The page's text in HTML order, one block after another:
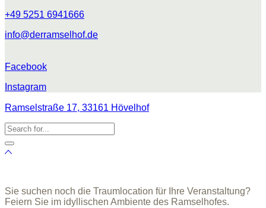
+49 5251 6941666
info@derramselhof.de
Facebook
Instagram
Ramselstraße 17, 33161 Hövelhof
Sie suchen noch die Traumlocation für Ihre Veranstaltung?
Feiern Sie im idyllischen Ambiente des Ramselhofes.